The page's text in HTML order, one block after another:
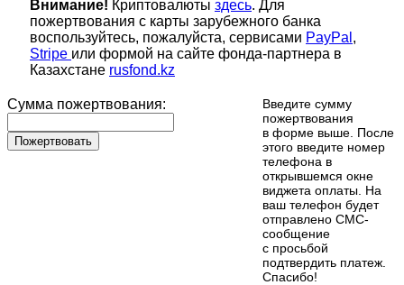
Внимание! Криптовалюты здесь. Для
пожертвования с карты зарубежного банка
воспользуйтесь, пожалуйста, сервисами PayPal ,
Stripe или формой на сайте фонда-партнера в
Казахстане rusfond.kz
Сумма пожертвования:
Пожертвовать
Введите сумму
пожертвования
в форме выше. После
этого введите номер
телефона в
открывшемся окне
виджета оплаты. На
ваш телефон будет
отправлено СМС-
сообщение
с просьбой
подтвердить платеж.
Cпасибо!